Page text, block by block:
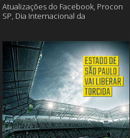
Atualizações do Facebook, Procon
SP, Dia Internacional da